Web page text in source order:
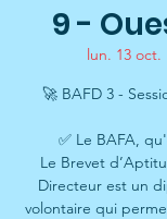
9 -
lun. 13 oct.
🚀 BAFD 3 -
✅ Le BAFA,
Le Brevet
Directeur est un
volontaire qui